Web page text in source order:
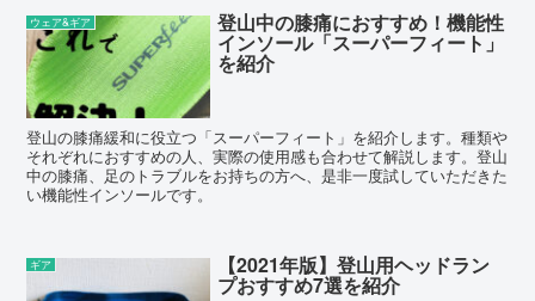
ウェア&ギア 登山中の膝痛におすすめ！機能性
インソール「スーパーフィート」
を紹介
登山の膝痛緩和に役立つ「スーパーフィート」を紹介します。種類や
それぞれにおすすめの人、実際の使用感も合わせて解説します。登山
中の膝痛、足のトラブルをお持ちの方へ、是非一度試していただきた
い機能性インソールです。
ギア 【2021年版】登山用ヘッドラン
プおすすめ7選を紹介